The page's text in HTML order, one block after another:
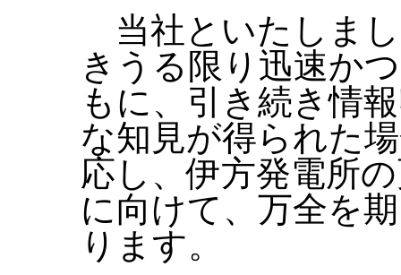
当社といたしま
きうる限り迅速か
もに、引き続き情
な知見が得られた
応し、伊方発電所
に向けて、万全を
ります。